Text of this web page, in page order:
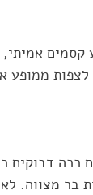
קסמים
ממופע
ככה דבוקים
בר מצווה.